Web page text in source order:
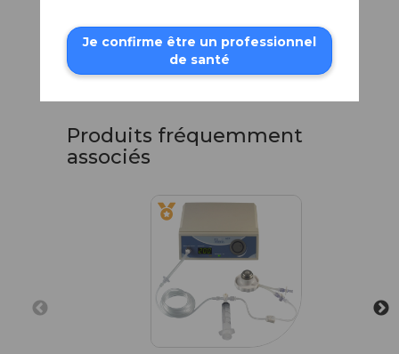
Base de la
chambre artificielle
Pour kératoplastie
Produits fréquemment
associés
Je confirme être un professionnel
de santé